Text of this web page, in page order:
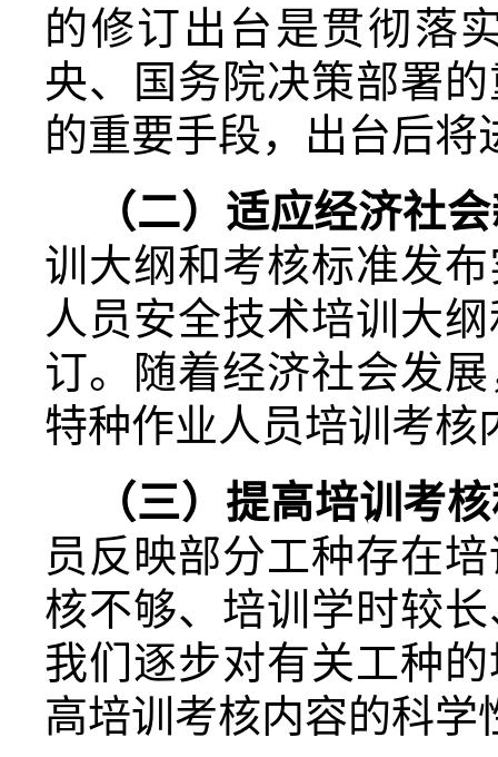
的修订出台是贯彻落
央、国务院决策部署
的重要手段，出台后
（二）适应经济社
训大纲和考核标准发
人员安全技术培训大
订。随着经济社会发
特种作业人员培训考核
（三）提高培训考
员反映部分工种存在
核不够、培训学时较
我们逐步对有关工种
高培训考核内容的科学